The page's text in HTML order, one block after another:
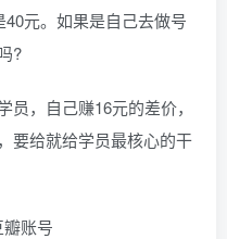
元。如果是自己去做号
?
，自己赚16元的差价，
要给就给学员最核心的干
瓣账号